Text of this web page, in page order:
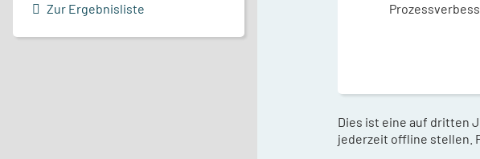
Dies ist eine auf dritten
jederzeit offline stellen.
Zur Ergebnisliste